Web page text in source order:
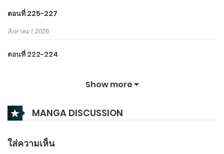
ตอนที่ 225-227
สิงหาคม 1, 2026
ตอนที่ 222-224
กรกฎาคม 30, 2026
ตอนที่ 216-218
Show more
MANGA DISCUSSION
ใส่ความเห็น